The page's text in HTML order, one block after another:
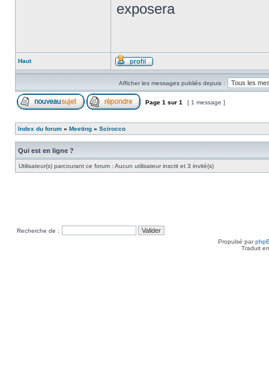
exposera
Haut
Afficher les messages publiés depuis :
Page 1 sur 1 [ 1 message ]
Index du forum » Meeting » Scirocco
Qui est en ligne ?
Utilisateur(s) parcourant ce forum : Aucun utilisateur inscrit et 3 invité(s)
Recherche de :
Propulsé par
Traduit